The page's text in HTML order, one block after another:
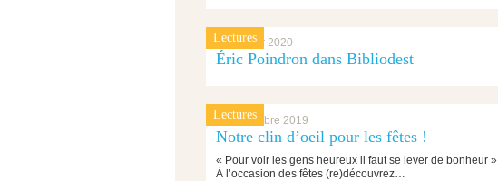
Lectures
13 janvier 2020
Éric Poindron dans Bibliodest
Lectures
11 décembre 2019
Notre clin d’oeil pour les fêtes !
« Pour voir les gens heureux il faut se lever de bonheur »
À l’occasion des fêtes (re)découvrez…